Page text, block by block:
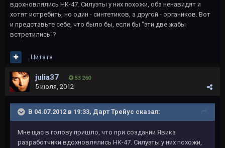
вдохновлялись НК-47. Силуэты у них похожи, оба ненавидят и
хотят истребить, но один - синтетиков, а другой - органиков. Вот
и представьте себе, что было бы, если бы "эти две жабы
встретились"?
Цитата
julia37 53 260
5 июля, 2012
В 04.07.2012 в 19:33, Дарт Трейус сказал:
Мне щас в голову пришло, что при создании Явика
разработчики вдохновлялись НК-47. Силуэты у них похожи,